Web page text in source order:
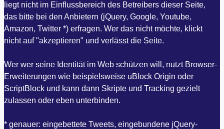
liegt nicht im Einflussbereich des Betreibers dieser Seite,
das bitte bei den Anbietern (jQuery, Google, Youtube,
Amazon, Twitter *) erfragen. Wer das nicht möchte, klickt
nicht auf "akzeptieren" und verlässt die Seite.
Wer wer seine Identität im Web schützen will, nutzt Browser-
Erweiterungen wie beispielsweise uBlock Origin oder
ScriptBlock und kann dann Skripte und Tracking gezielt
zulassen oder eben unterbinden.
* genauer: eingebettete Tweets, eingebundene jQuery-